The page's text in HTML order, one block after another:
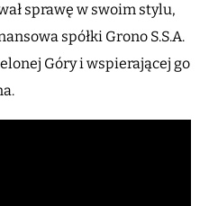
sprawę w swoim stylu,
spółki Grono S.S.A.
Góry i wspierającej go